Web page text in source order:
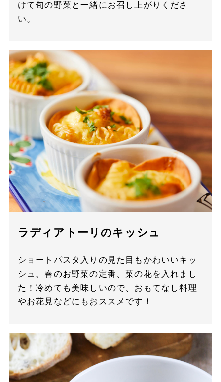
けて旬の野菜と一緒にお召し上がりくださ
い。
ラディアトーリのキッシュ
ショートパスタ入りの見た目もかわいいキッ
シュ。春のお野菜の定番、菜の花を入れまし
た！冷めても美味しいので、おもてなし料理
やお花見などにもおススメです！